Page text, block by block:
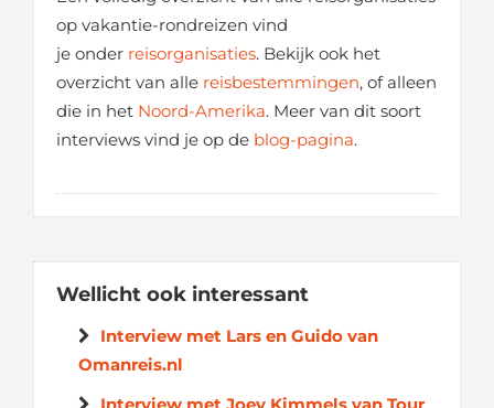
op vakantie-rondreizen vind
je onder reisorganisaties. Bekijk ook het
overzicht van alle reisbestemmingen, of alleen
die in het Noord-Amerika. Meer van dit soort
interviews vind je op de blog-pagina.
Wellicht ook interessant
Interview met Lars en Guido van
Omanreis.nl
Interview met Joey Kimmels van Tour